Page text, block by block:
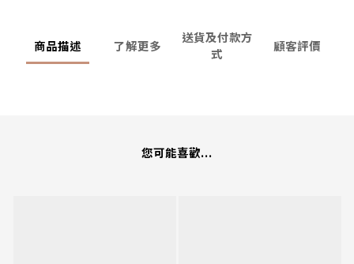
商品描述 了解更多
送貨及付款方
式
顧客評價
您可能喜歡...